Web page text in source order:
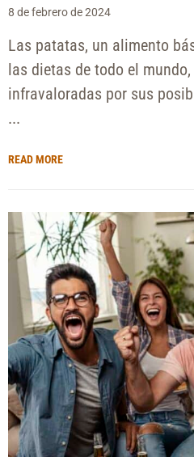
8 de febrero de 2024
Las patatas, un alimento
las dietas de todo el
infravaloradas por sus
...
READ MORE